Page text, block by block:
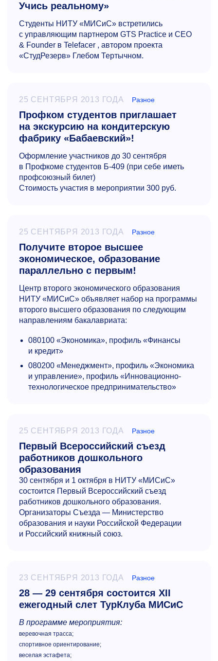
Учись реальному»
Студенты НИТУ «МИСиС» встретились
с управляющим партнером GTS Practice и CEO
& Founder в Telefacer , автором проекта
«СтудРезерв» Глебом Тертычном.
25 СЕНТЯБРЯ 2013 ГОДА Разное
Профком студентов приглашает
на экскурсию на кондитерскую
фабрику «Бабаевский»!
Оформление участников до 30 сентября
в Профкоме студентов Б-409 (при себе иметь
профсоюзный билет)
Стоимость участия в мероприятии 300 руб.
25 СЕНТЯБРЯ 2013 ГОДА Разное
Получите второе высшее
экономическое, образование
параллельно с первым!
Центр второго экономического образования
НИТУ «МИСиС» объявляет набор на программы
второго высшего образования по следующим
направлениям бакалавриата:
080100 «Экономика», профиль «Финансы
и кредит»
080200 «Менеджмент», профиль «Экономика
и управление», профиль «Инновационно-
технологическое предпринимательство»
25 СЕНТЯБРЯ 2013 ГОДА Разное
Первый Всероссийский съезд
работников дошкольного
образования
30 сентября и 1 октября в НИТУ «МИСиС»
состоится Первый Всероссийский съезд
работников дошкольного образования.
Организаторы Съезда — Министерство
образования и науки Российской Федерации
и Российский книжный союз.
23 СЕНТЯБРЯ 2013 ГОДА Разное
28 — 29 сентября состоится XII
ежегодный слет ТурКлуба МИСиС
В программе мероприятия:
веревочная трасса;
спортивное ориентирование;
веселая эстафета;